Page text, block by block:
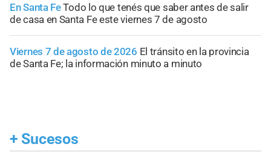
En Santa FeTodo lo que tenés que saber antes de salir
de casa en Santa Fe este viernes 7 de agosto
Viernes 7 de agosto de 2026 El tránsito en la provincia
de Santa Fe; la información minuto a minuto
+ Sucesos